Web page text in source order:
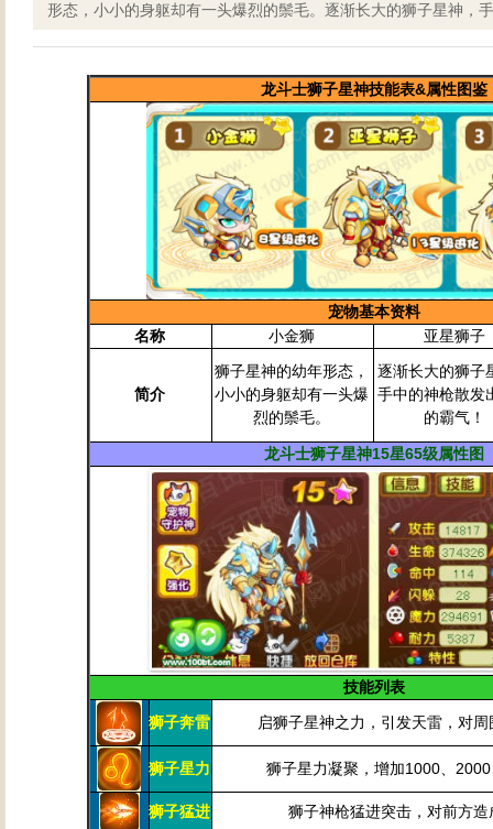
形态，小小的身躯却有一头爆烈的鬃毛。逐渐长大的狮子星神，
龙斗士狮子星神技能表&属性图鉴
宠物基本资料
名称
小金狮 亚星狮子
简介
狮子星神的幼年形态，
小小的身躯却有一头爆
烈的鬃毛。
逐渐长大的狮子
手中的神枪散发
的霸气！
龙斗士狮子星神15星65级属性图
技能列表
狮子奔雷
启狮子星神之力，引发天雷，对
狮子星力 狮子星力凝聚，增加1000、
狮子猛进
狮子神枪猛进突击，对前方